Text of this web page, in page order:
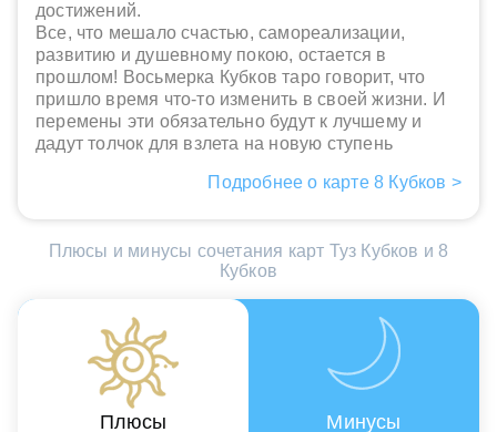
достижений.
Все, что мешало счастью, самореализации,
развитию и душевному покою, остается в
прошлом! Восьмерка Кубков таро говорит, что
пришло время что-то изменить в своей жизни. И
перемены эти обязательно будут к лучшему и
дадут толчок для взлета на новую ступень
Подробнее о карте 8 Кубков >
Плюсы и минусы сочетания карт Туз Кубков и 8
Кубков
Плюсы Минусы